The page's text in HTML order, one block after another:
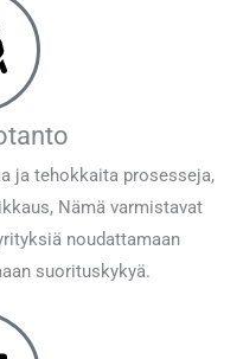
ja tehokkaita prosesseja,
Nämä varmistavat
noudattamaan
suorituskykyä.